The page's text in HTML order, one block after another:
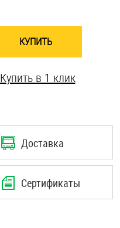
КУПИТЬ
Купить в 1 клик
Доставка
Сертификаты